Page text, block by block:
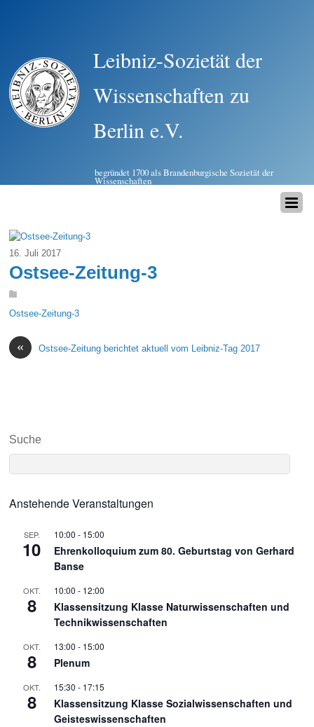
Leibniz-Sozietät der
Wissenschaften zu
Berlin e.V.
begründet 1700 als Brandenburgische Sozietät der
Wissenschaften
16. Juli 2017
Ostsee-Zeitung-3
Ostsee-Zeitung-3
« Ostsee-Zeitung berichtet aktuell vom Leibniz-Tag 2017
Suche
Anstehende Veranstaltungen
SEP.
10
10:00 - 15:00
Ehrenkolloquium zum 80. Geburtstag von Gerhard
Banse
OKT.
8
10:00 - 12:00
Klassensitzung Klasse Naturwissenschaften und
Technikwissenschaften
OKT.
8
13:00 - 15:00
Plenum
OKT.
8
15:30 - 17:15
Klassensitzung Klasse Sozialwissenschaften und
Geisteswissenschaften